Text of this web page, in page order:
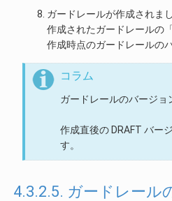
ガードレールが作成されまし
作成されたガードレールの
作成時点のガードレールの
コラム
ガードレールのバージョ
作成直後の DRAFT バー
す。
4.3.2.5. ガードレール